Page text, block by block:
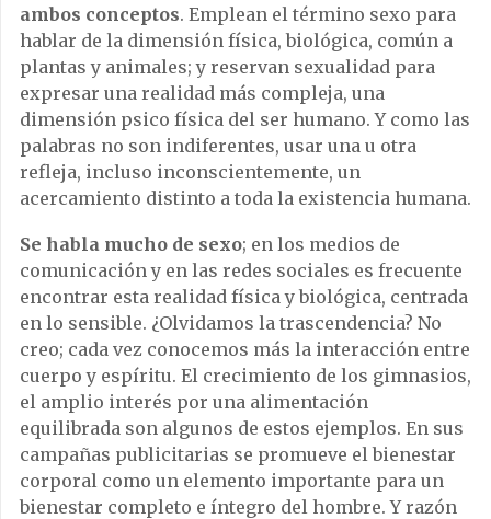
ambos conceptos. Emplean el término sexo para
hablar de la dimensión física, biológica, común a
plantas y animales; y reservan sexualidad para
expresar una realidad más compleja, una
dimensión psico física del ser humano. Y como las
palabras no son indiferentes, usar una u otra
refleja, incluso inconscientemente, un
acercamiento distinto a toda la existencia humana.
Se habla mucho de sexo; en los medios de
comunicación y en las redes sociales es frecuente
encontrar esta realidad física y biológica, centrada
en lo sensible. ¿Olvidamos la trascendencia? No
creo; cada vez conocemos más la interacción entre
cuerpo y espíritu. El crecimiento de los gimnasios,
el amplio interés por una alimentación
equilibrada son algunos de estos ejemplos. En sus
campañas publicitarias se promueve el bienestar
corporal como un elemento importante para un
bienestar completo e íntegro del hombre. Y razón